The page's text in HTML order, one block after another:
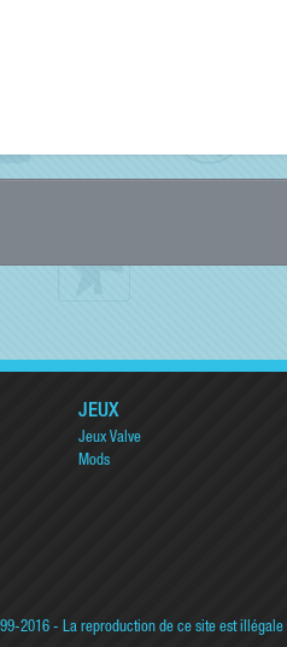
JEUX
Jeux Valve
Mods
2016 - La reproduction de ce site est